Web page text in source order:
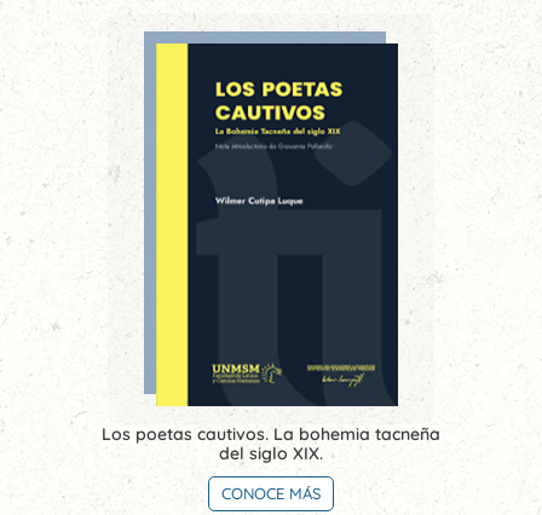
Los poetas cautivos. La bohemia tacneña
del siglo XIX.
CONOCE MÁS